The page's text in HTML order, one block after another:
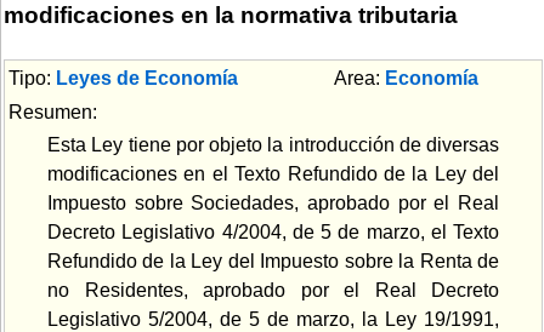
modificaciones en la normativa tributaria
Tipo: Leyes de Economía Area: Economía
Resumen:
Esta Ley tiene por objeto la introducción de diversas
modificaciones en el Texto Refundido de la Ley del
Impuesto sobre Sociedades, aprobado por el Real
Decreto Legislativo 4/2004, de 5 de marzo, el Texto
Refundido de la Ley del Impuesto sobre la Renta de
no Residentes, aprobado por el Real Decreto
Legislativo 5/2004, de 5 de marzo, la Ley 19/1991,